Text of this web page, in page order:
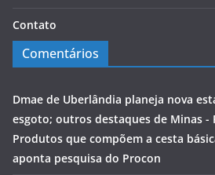
Contato
Comentários
Dmae de Uberlândia planeja nova
esgoto; outros destaques de Minas -
Produtos que compõem a cesta
aponta pesquisa do Procon